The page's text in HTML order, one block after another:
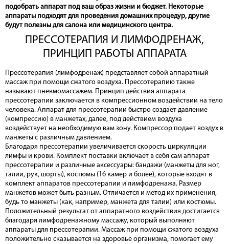
подобрать аппарат под ваш образ жизни и бюджет. Некоторые
аппараты подходят для проведения домашних процедур, другие
будут полезны для салона или медицинского центра.
ПРЕССОТЕРАПИЯ И ЛИМФОДРЕНАЖ,
ПРИНЦИП РАБОТЫ АППАРАТА
Прессотерапия (лимфодренаж) представляет собой аппаратный
массаж при помощи сжатого воздуха. Прессотерапию также
называют пневмомассажем. Принцип действия аппарата
прессотерапии заключается в компрессионном воздействии на тело
человека. Аппарат для прессотерапии быстро создает давление
(компрессию) в манжетах, далее, под действием воздуха
воздействует на необходимую вам зону. Компрессор подает воздух в
манжеты с различным давлением.
Благодаря прессотерапии увеличивается скорость циркуляции
лимфы и крови. Комплект поставки включает в себя сам аппарат
прессотерапии и различные аксессуары: бандажи (манжеты для ног,
талии, рук, шорты), костюмы (16 камер и более), которые входят в
комплект аппаратов прессотерапии и лимфодренажа. Размер
манжетов может быть разным. Отличается и метод их применения,
будь то манжеты (как, например, манжета для талии) или костюмы.
Положительный результат от аппаратного воздействия достигается
благодаря лимфодренажному массажу, который выполняют
аппараты для прессотерапии. Массаж при помощи сжатого воздуха
положительно сказывается на здоровье организма, помогает ему